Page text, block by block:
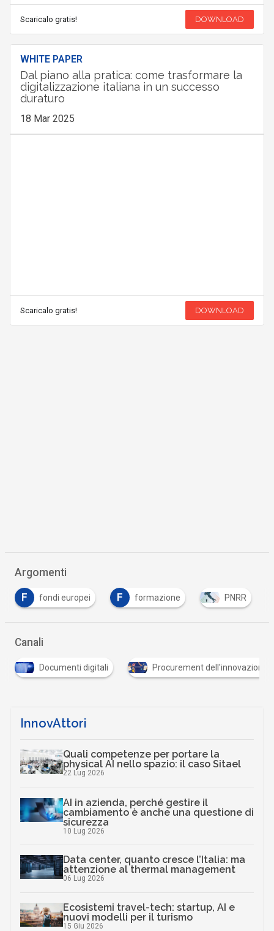
Scaricalo gratis! DOWNLOAD
WHITE PAPER
Dal piano alla pratica: come trasformare la
digitalizzazione italiana in un successo
duraturo
18 Mar 2025
Scaricalo gratis! DOWNLOAD
Argomenti
F fondi europei F formazione PNRR
Canali
Documenti digitali Procurement dell'innovazione
InnovAttori
Quali competenze per portare la
physical AI nello spazio: il caso Sitael
22 Lug 2026
AI in azienda, perché gestire il
cambiamento è anche una questione di
sicurezza
10 Lug 2026
Data center, quanto cresce l’Italia: ma
attenzione al thermal management
06 Lug 2026
Ecosistemi travel-tech: startup, AI e
nuovi modelli per il turismo
15 Giu 2026